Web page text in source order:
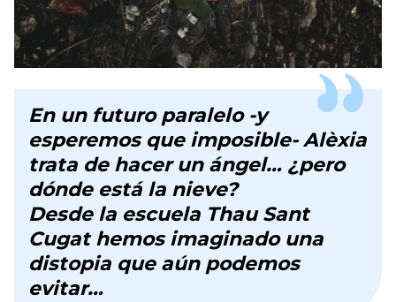
En un futuro paralelo -y
esperemos que imposible- Alèxia
trata de hacer un ángel… ¿pero
dónde está la nieve?
Desde la escuela Thau Sant
Cugat hemos imaginado una
distopia que aún podemos
evitar…